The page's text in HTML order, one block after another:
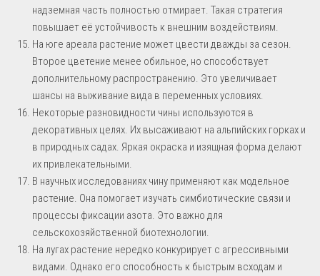
надземная часть полностью отмирает. Такая стратегия
повышает её устойчивость к внешним воздействиям.
На юге ареала растение может цвести дважды за сезон.
Второе цветение менее обильное, но способствует
дополнительному распространению. Это увеличивает
шансы на выживание вида в переменных условиях.
Некоторые разновидности чины используются в
декоративных целях. Их высаживают на альпийских горках и
в природных садах. Яркая окраска и изящная форма делают
их привлекательными.
В научных исследованиях чину применяют как модельное
растение. Она помогает изучать симбиотические связи и
процессы фиксации азота. Это важно для
сельскохозяйственной биотехнологии.
На лугах растение нередко конкурирует с агрессивными
видами. Однако его способность к быстрым всходам и